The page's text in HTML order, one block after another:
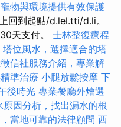
物與環境提供有效保護
回到起點/d.lel.tti/d.li。
天支付。 士林整復療程
塔位風水，選擇適合的塔
信社服務介紹，專業解
準治療 小腿放鬆按摩 下
後時光 專業餐廳外燴選
原因分析，找出漏水的根
當地可靠的法律顧問 西